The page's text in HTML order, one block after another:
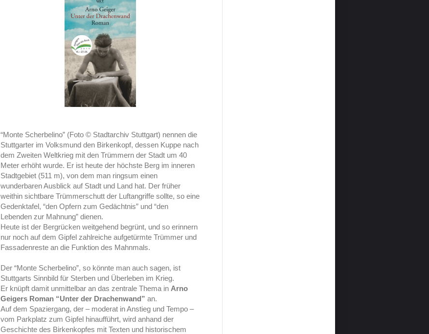
“Monte Scherbelino” (Foto © Stadtarchiv Stuttgart) nennen die
Stuttgarter im Volksmund den Birkenkopf, dessen Kuppe nach
dem Zweiten Weltkrieg mit den Trümmern der Stadt um 40
Meter erhöht wurde. Er ist heute der höchste Berg im inneren
Stadtgebiet (511 m), von dem man ringsum einen
wunderbaren Ausblick auf Stadt und Land hat. Der früher
weithin sichtbare Trümmerschutt der Luftangriffe sollte, so eine
Gedenktafel, “den Opfern zum Gedächtnis” und “den
Lebenden zur Mahnung” dienen.
Heute ist der Bergrücken weitgehend begrünt, und so erinnern
nur noch auf dem Gipfel zahlreiche aufgetürmte Trümmer und
Fassadenreste an die Funktion des Mahnmals.
Der “Monte Scherbelino”, so könnte man auch sagen, ist
Stuttgarts Sinnbild für Sterben und Überleben im Krieg.
Er knüpft damit unmittelbar an das zentrale Thema in Arno
Geigers Roman “Unter der Drachenwand” an.
Auf dem Spaziergang, der – moderat in Anstieg und Tempo –
vom Parkplatz zum Gipfel hinaufführt, wird anhand der
Geschichte des Birkenkopfes mit Texten und historischem